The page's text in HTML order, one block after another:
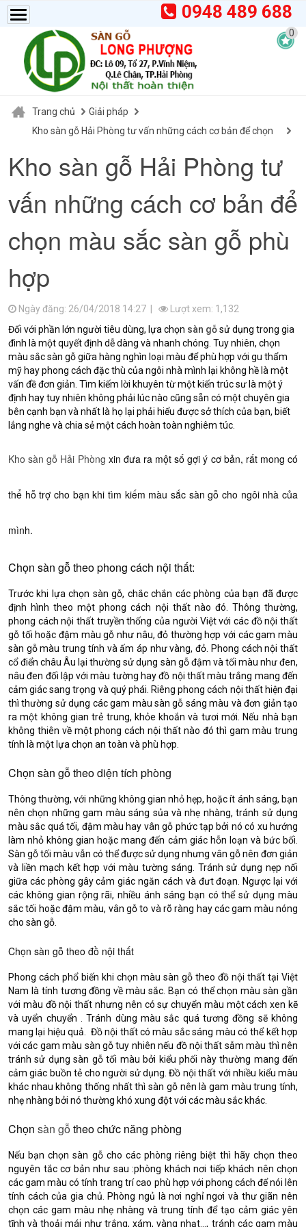
0948 489 688
0
Trang chủ
Giải pháp
Kho sàn gỗ Hải Phòng tư vấn những cách cơ bản để chọn
Kho sàn gỗ Hải Phòng tư
vấn những cách cơ bản để
chọn màu sắc sàn gỗ phù
hợp
Ngày đăng: 26/04/2018 14:27 |
Lượt xem: 1,132
Đối với phần lớn người tiêu dùng, lựa chọn sàn gỗsử dụng trong gia
đình là một quyết định dễ dàng và nhanh chóng. Tuy nhiên, chọn
màu sắc sàn gỗ giữa hàng nghìn loại màu để phù hợp với gu thẩm
mỹ hay phong cách đặc thù của ngôi nhà mình lại không hề là một
vấn đề đơn giản. Tìm kiếm lời khuyên từ một kiến trúc sư là một ý
định hay tuy nhiên không phải lúc nào cũng sẵn có một chuyên gia
bên cạnh bạn và nhất là họ lại phải hiểu được sở thích của bạn, biết
lắng nghe và chia sẻ một cách hoàn toàn nghiêm túc.
Kho sàn gỗ Hải Phòng xin đưa ra một số gợi ý cơ bản, rất mong có
thể hỗ trợ cho bạn khi tìm kiếm màu sắc sàn gỗ cho ngôi nhà của
mình.
Chọn sàn gỗ theo phong cách nội thất:
Trước khi lựa chọn sàn gỗ, chắc chắn các phòng của bạn đã được
định hình theo một phong cách nội thất nào đó. Thông thường,
phong cách nội thất truyền thống của người Việt với các đồ nội thất
gỗ tối hoặc đậm màu gỗ như nâu, đỏ thường hợp với các gam màu
sàn gỗ màu trung tính và ấm áp như vàng, đỏ. Phong cách nội thất
cổ điển châu Âu lại thường sử dụng sàn gỗ đậm và tối màu như đen,
nâu đen đối lập với màu tường hay đồ nội thất màu trắng mang đến
cảm giác sang trọng và quý phái. Riêng phong cách nội thất hiện đại
thì thường sử dụng các gam màu sàn gỗ sáng màu và đơn giản tạo
ra một không gian trẻ trung, khỏe khoắn và tươi mới. Nếu nhà bạn
không thiên về một phong cách nội thất nào đó thì gam màu trung
tính là một lựa chọn an toàn và phù hợp.
Chọn sàn gỗ theo diện tích phòng
Thông thường, với những không gian nhỏ hẹp, hoặc ít ánh sáng, bạn
nên chọn những gam màu sáng sủa và nhẹ nhàng, tránh sử dụng
màu sắc quá tối, đậm màu hay vân gỗ phức tạp bởi nó có xu hướng
làm nhỏ không gian hoặc mang đến cảm giác hỗn loạn và bức bối.
Sàn gỗ tối màu vẫn có thể được sử dụng nhưng vân gỗ nên đơn giản
và liền mạch kết hợp với màu tường sáng. Tránh sử dụng nẹp nối
giữa các phòng gây cảm giác ngăn cách và đưt đoạn. Ngược lại với
các không gian rộng rãi, nhiều ánh sáng bạn có thể sử dụng màu
sắc tối hoặc đậm màu, vân gỗ to và rõ ràng hay các gam màu nóng
cho sàn gỗ.
Chọn sàn gỗ theo đồ nội thất
Phong cách phổ biến khi chọn màu sàn gỗ theo đồ nội thất tại Việt
Nam là tính tương đồng về màu sắc. Bạn có thể chọn màu sàn gần
với màu đồ nội thất nhưng nên có sự chuyển màu một cách xen kẽ
và uyển chuyển . Tránh dùng màu sắc quá tương đồng sẽ không
mang lại hiệu quả. Đồ nội thất có màu sắc sáng màu có thể kết hợp
với các gam màu sàn gỗ tuy nhiên nếu đồ nội thất sẫm màu thì nên
tránh sử dụng sàn gỗ tối màu bởi kiểu phối này thường mang đến
cảm giác buồn tẻ cho người sử dụng. Đồ nội thất với nhiều kiểu màu
khác nhau không thống nhất thì sàn gỗ nên là gam màu trung tính,
nhẹ nhàng bởi nó thường khó xung đột với các màu sắc khác.
Chọn sàn gỗ theo chức năng phòng
Nếu bạn chọn sàn gỗ cho các phòng riêng biệt thì hãy chọn theo
nguyên tắc cơ bản như sau :phòng khách nơi tiếp khách nên chọn
các gam màu có tính trang trí cao phù hợp với phong cách để nói lên
tính cách của gia chủ. Phòng ngủ là nơi nghỉ ngơi và thư giãn nên
chọn các gam màu nhẹ nhàng và trung tính để tạo cảm giác yên
tĩnh và thoải mái như trắng, xám, vàng nhạt..., tránh các gam màu